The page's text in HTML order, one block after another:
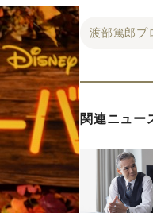
渡部篤郎プ
関連ニュー